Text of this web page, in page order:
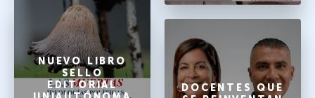
NUEVO LIBRO
SELLO
EDITORIAL
DOCENTES QUE